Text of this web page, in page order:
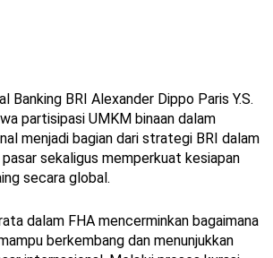
Banking BRI Alexander Dippo Paris Y.S.
partisipasi UMKM binaan dalam
menjadi bagian dari strategi BRI dalam
sekaligus memperkuat kesiapan
secara global.
dalam FHA mencerminkan bagaimana
berkembang dan menunjukkan